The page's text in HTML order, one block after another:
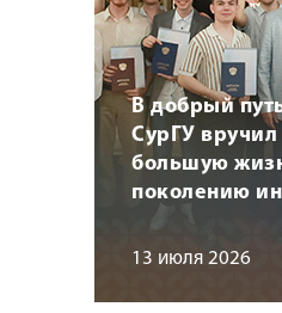
В добрый
СурГУ вручил
большую
поколению
13 июля 2026